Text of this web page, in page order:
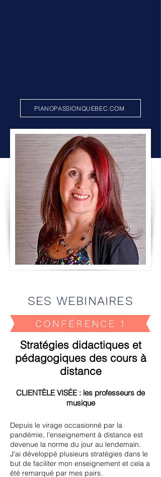
PIANOPASSIONQUEBEC.COM
SES WEBINAIRES
CONFÉRENCE 1
Stratégies didactiques et
pédagogiques des cours à
distance
CLIENTÈLE VISÉE : les professeurs de
musique
Depuis le virage occasionné par la
pandémie, l'enseignement à distance est
devenue la norme du jour au lendemain.
J'ai développé plusieurs stratégies dans le
but de faciliter mon enseignement et cela a
été remarqué par mes pairs.